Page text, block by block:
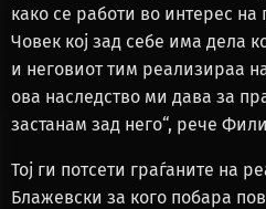
како се работи во интерес на
Човек кој зад себе има дела
и неговиот тим реализираа
ова наследство ми дава за
застанам зад него“, рече
Тој ги потсети граѓаните на
Блажевски за кого побара